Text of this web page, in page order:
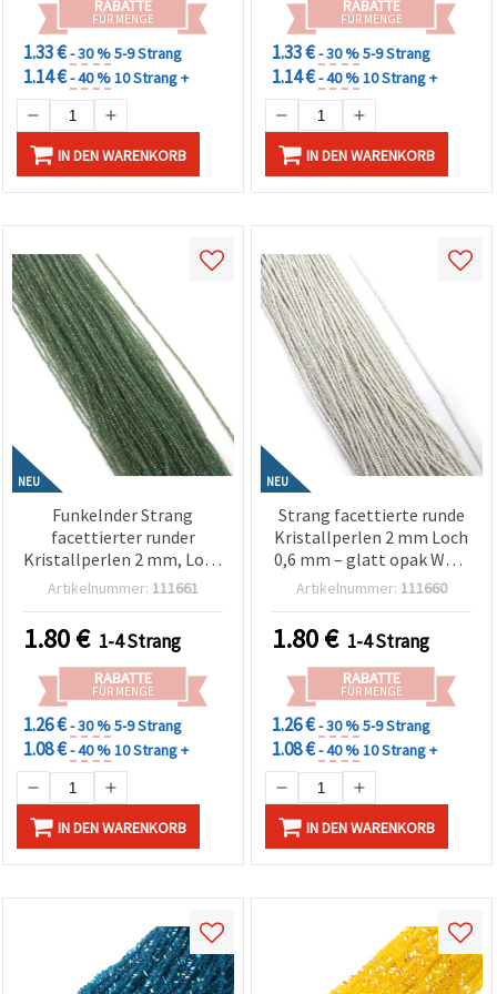
RABATTE
FÜR MENGE
1.33 €- 30 %5-9 Strang
1.14 €- 40 %10 Strang +
IN DEN WARENKORB
RABATTE
FÜR MENGE
1.33 €- 30 %5-9 Strang
1.14 €- 40 %10 Strang +
IN DEN WARENKORB
NEU
Funkelnder Strang
facettierter runder
Kristallperlen 2 mm, Loch
0,6 mm – Transparent
schimmernder AB-
Beschichtung, ca. 220
Stück für Schmuckbasteln
& DIY
Artikelnummer: 111661
1.80€ 1-4 Strang
RABATTE
FÜR MENGE
1.26 €- 30 %5-9 Strang
1.08 €- 40 %10 Strang +
IN DEN WARENKORB
NEU
Strang facettierte runde
Kristallperlen 2 mm Loch
0,6 mm – glatt opak Weiß
Rainbow mit
Finish, ca. 220 Stück (Mix)
Artikelnummer: 111660
1.80€ 1-4 Strang
RABATTE
FÜR MENGE
1.26 €- 30 %5-9 Strang
1.08 €- 40 %10 Strang +
IN DEN WARENKORB